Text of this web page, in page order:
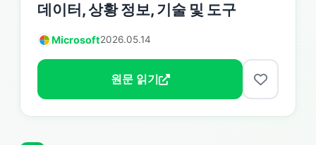
데이터, 상황 정보, 기술 및 도구
Microsoft2026.05.14
원문 읽기